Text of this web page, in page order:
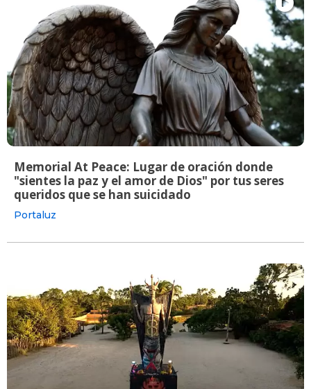
Memorial At Peace: Lugar de oración donde
"sientes la paz y el amor de Dios" por tus seres
queridos que se han suicidado
Portaluz